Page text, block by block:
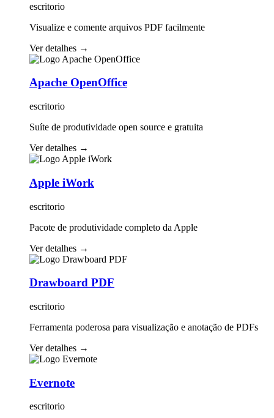
escritorio
Visualize e comente arquivos PDF facilmente
Ver detalhes →
Apache OpenOffice
escritorio
Suíte de produtividade open source e gratuita
Ver detalhes →
Apple iWork
escritorio
Pacote de produtividade completo da Apple
Ver detalhes →
Drawboard PDF
escritorio
Ferramenta poderosa para visualização e anotação de PDFs
Ver detalhes →
Evernote
escritorio